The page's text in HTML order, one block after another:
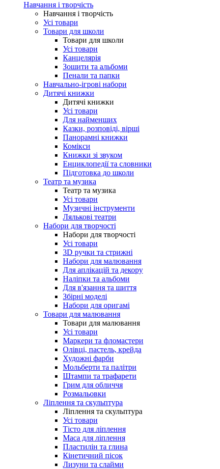
Навчання і творчість
Навчання і творчість
Усі товари
Товари для школи
Товари для школи
Усі товари
Канцелярія
Зошити та альбоми
Пенали та папки
Навчально-ігрові набори
Дитячі книжки
Дитячі книжки
Усі товари
Для найменших
Казки, розповіді, вірші
Панорамні книжки
Комікси
Книжки зі звуком
Енциклопедії та словники
Підготовка до школи
Театр та музика
Театр та музика
Усі товари
Музичні інструменти
Лялькові театри
Набори для творчості
Набори для творчості
Усі товари
3D ручки та стрижні
Набори для малювання
Для аплікацій та декору
Наліпки та альбоми
Для в'язання та шиття
Збірні моделі
Набори для оригамі
Товари для малювання
Товари для малювання
Усі товари
Маркери та фломастери
Олівці, пастель, крейда
Художні фарби
Мольберти та палітри
Штампи та трафарети
Грим для обличчя
Розмальовки
Ліплення та скульптура
Ліплення та скульптура
Усі товари
Тісто для ліплення
Маса для ліплення
Пластилін та глина
Кінетичний пісок
Лизуни та слайми